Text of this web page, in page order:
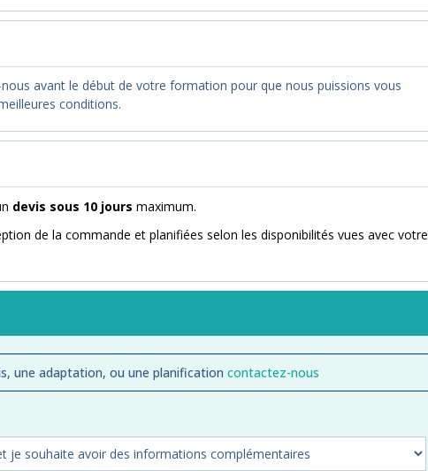
avant le début de votre formation pour que nous puissions vous
conditions.
devis sous 10 jours maximum.
de la commande et planifiées selon les disponibilités vues avec votre
une adaptation, ou une planification contactez-nous